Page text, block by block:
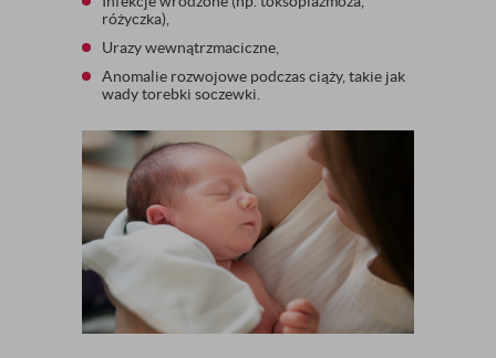
różyczka),
Urazy wewnątrzmaciczne,
Anomalie rozwojowe podczas ciąży, takie jak
wady torebki soczewki.